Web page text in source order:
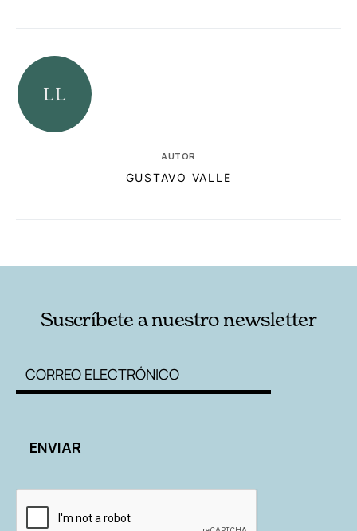
AUTOR
GUSTAVO VALLE
Suscríbete a nuestro newsletter